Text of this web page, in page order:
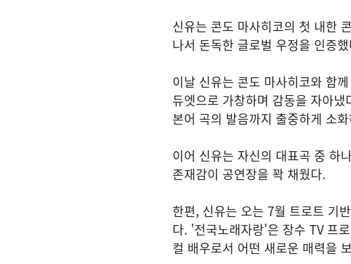
신유는 콘도 마사히코의 첫 내한
나서 돈독한 글로벌 우정을 인증
이날 신유는 콘도 마사히코와 함
듀엣으로 가창하며 감동을 자아
본어 곡의 발음까지 출중하게 소
이어 신유는 자신의 대표곡 중 하
존재감이 공연장을 꽉 채웠다.
한편, 신유는 오는 7월 트로트 기
다. '전국노래자랑'은 장수 TV 프
컬 배우로서 어떤 새로운 매력을